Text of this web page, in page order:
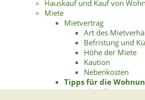
Hauskauf und Kauf von
Miete
Mietvertrag
Art des
Befristung und
Höhe der Miete
Kaution
Nebenkosten
Tipps für die
Aktueller